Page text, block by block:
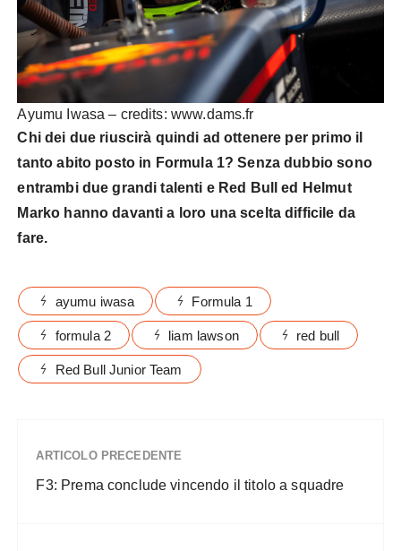
Ayumu Iwasa – credits: www.dams.fr
Chi dei due riuscirà quindi ad ottenere per primo il
tanto abito posto in Formula 1? Senza dubbio sono
entrambi due grandi talenti e Red Bull ed Helmut
Marko hanno davanti a loro una scelta difficile da
fare.
ayumu iwasa Formula 1
formula 2 liam lawson red bull
Red Bull Junior Team
ARTICOLO PRECEDENTE
F3: Prema conclude vincendo il titolo a squadre